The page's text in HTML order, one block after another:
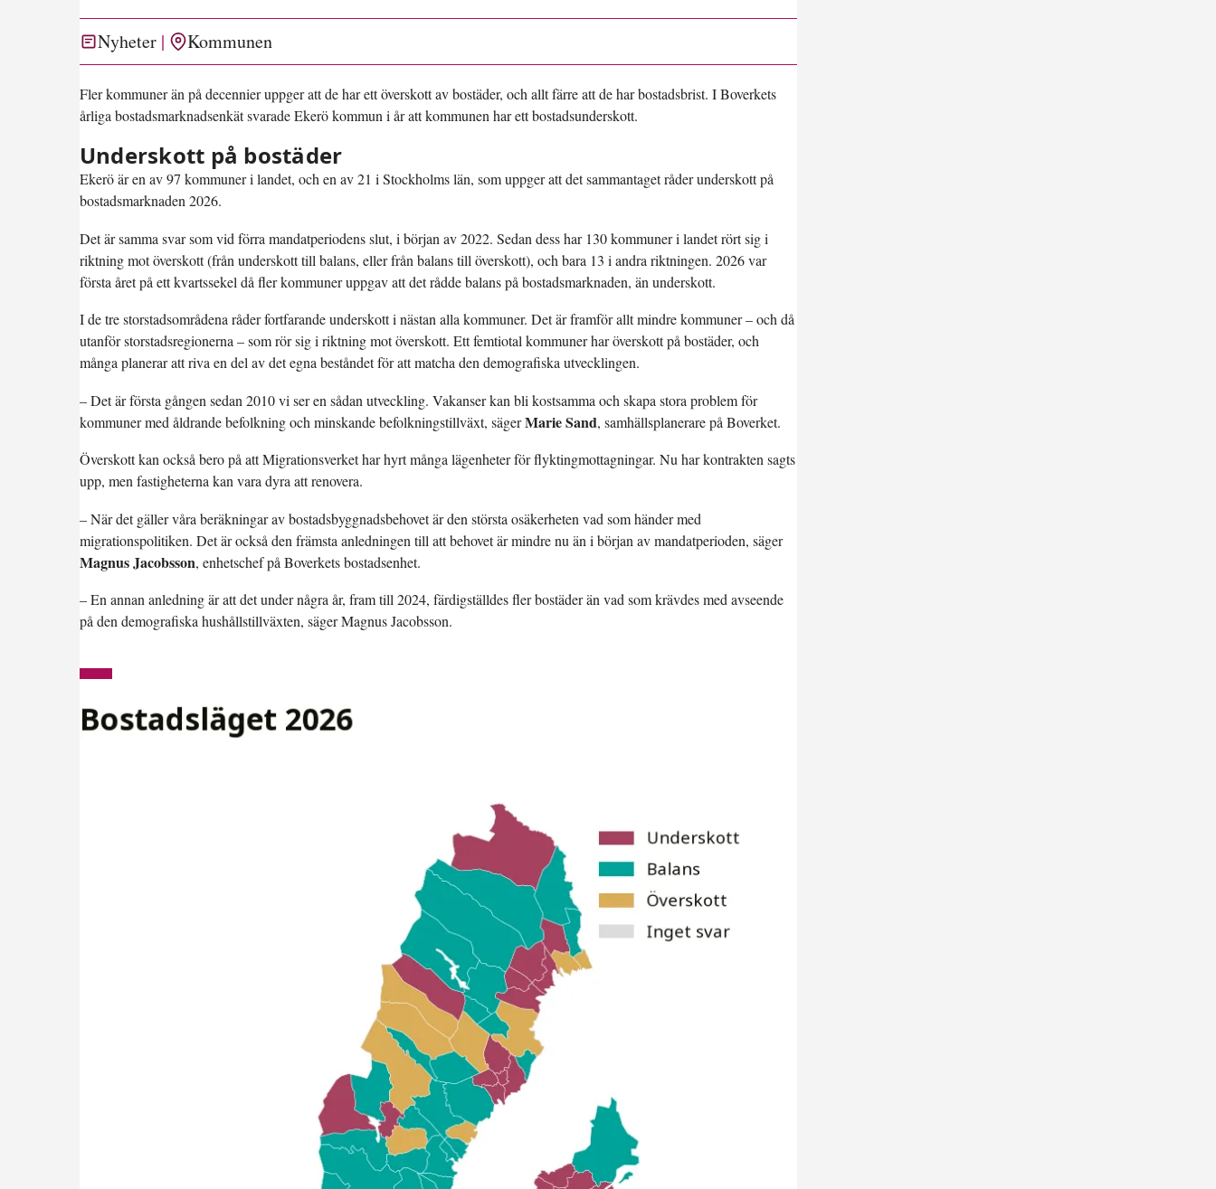
Nyheter Kommunen
Fler kommuner än på decennier uppger att de har ett överskott av bostäder, och allt färre att de har bostadsbrist. I Boverkets
årliga bostadsmarknadsenkät svarade Ekerö kommun i år att kommunen har ett bostadsunderskott.
Underskott på bostäder
Ekerö är en av 97 kommuner i landet, och en av 21 i Stockholms län, som uppger att det sammantaget råder underskott på
bostadsmarknaden 2026.
Det är samma svar som vid förra mandatperiodens slut, i början av 2022. Sedan dess har 130 kommuner i landet rört sig i
riktning mot överskott (från underskott till balans, eller från balans till överskott), och bara 13 i andra riktningen. 2026 var
första året på ett kvartssekel då fler kommuner uppgav att det rådde balans på bostadsmarknaden, än underskott.
I de tre storstadsområdena råder fortfarande underskott i nästan alla kommuner. Det är framför allt mindre kommuner – och då
utanför storstadsregionerna – som rör sig i riktning mot överskott. Ett femtiotal kommuner har överskott på bostäder, och
många planerar att riva en del av det egna beståndet för att matcha den demografiska utvecklingen.
– Det är första gången sedan 2010 vi ser en sådan utveckling. Vakanser kan bli kostsamma och skapa stora problem för
kommuner med åldrande befolkning och minskande befolkningstillväxt, sägerMarie Sand, samhällsplanerare på Boverket.
Överskott kan också bero på att Migrationsverket har hyrt många lägenheter för flyktingmottagningar. Nu har kontrakten sagts
upp, men fastigheterna kan vara dyra att renovera.
– När det gäller våra beräkningar av bostadsbyggnadsbehovet är den största osäkerheten vad som händer med
migrationspolitiken. Det är också den främsta anledningen till att behovet är mindre nu än i början av mandatperioden, säger
Magnus Jacobsson, enhetschef på Boverkets bostadsenhet.
– En annan anledning är att det under några år, fram till 2024, färdigställdes fler bostäder än vad som krävdes med avseende
på den demografiska hushållstillväxten, säger Magnus Jacobsson.